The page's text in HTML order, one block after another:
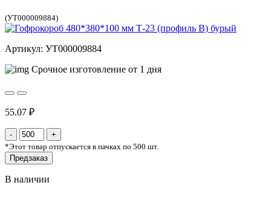
(УТ000009884)
Артикул: УТ000009884
Срочное изготовление от 1 дня
55.07 ₽
*Этот товар отпускается в пачках по 500 шт.
Предзаказ
В наличии